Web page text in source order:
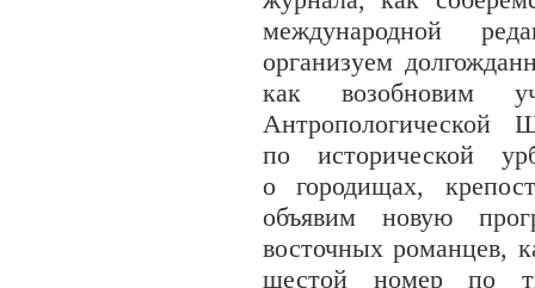
международной
организуем
как возобновим
Антропологической
по исторической
о городищах,
объявим новую
восточных романцев,
шестой номер по